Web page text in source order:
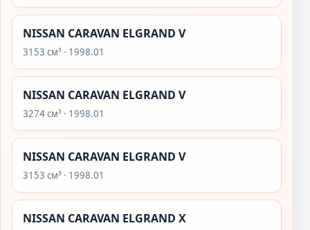
NISSAN CARAVAN ELGRAND V
3153 см³ · 1998.01
NISSAN CARAVAN ELGRAND V
3274 см³ · 1998.01
NISSAN CARAVAN ELGRAND V
3153 см³ · 1998.01
NISSAN CARAVAN ELGRAND X